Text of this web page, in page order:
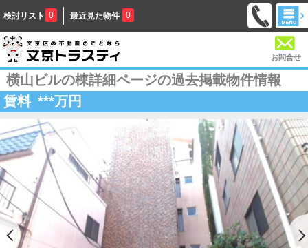
検討リスト 0 最近見た物件 0
お問合せ
横山ビルの棟詳細ページの過去掲載物件情報
賃料 ***万円